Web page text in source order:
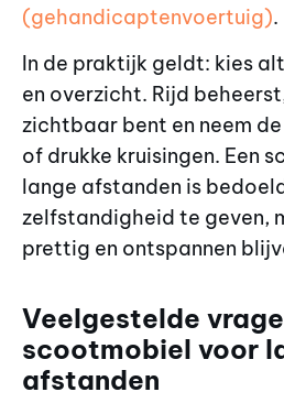
(gehandicaptenvoertuig).
In de praktijk geldt: kies
en overzicht. Rijd
zichtbaar bent en neem
of drukke kruisingen. Een
lange afstanden is
zelfstandigheid te geven,
prettig en ontspannen
Veelgestelde
scootmobiel voor
afstanden